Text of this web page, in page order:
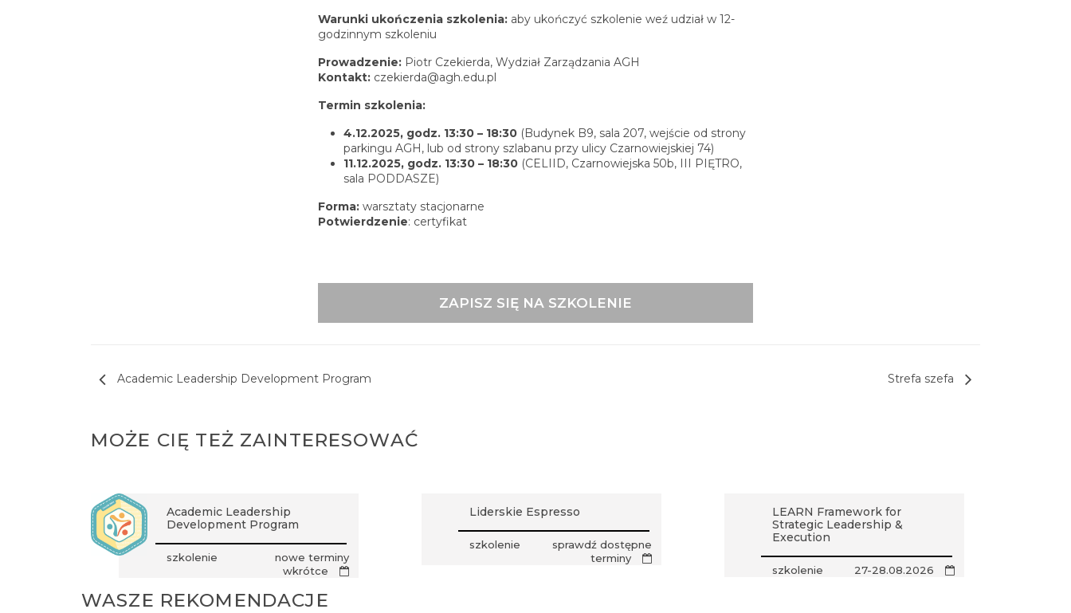
Warunki ukończenia szkolenia: aby ukończyć szkolenie weź udział w 12-
godzinnym szkoleniu
Prowadzenie: Piotr Czekierda, Wydział Zarządzania AGH
Kontakt: czekierda@agh.edu.pl
Termin szkolenia:
4.12.2025, godz. 13:30 – 18:30 (Budynek B9, sala 207, wejście od strony
parkingu AGH, lub od strony szlabanu przy ulicy Czarnowiejskiej 74)
11.12.2025, godz. 13:30 – 18:30 (CELIID, Czarnowiejska 50b, III PIĘTRO,
sala PODDASZE)
Forma: warsztaty stacjonarne
Potwierdzenie: certyfikat
ZAPISZ SIĘ NA SZKOLENIE
Academic Leadership Development Program Strefa szefa
MOŻE CIĘ TEŻ ZAINTERESOWAĆ
Academic Leadership
Development Program
szkolenie
nowe terminy
wkrótce
Liderskie Espresso
szkolenie
sprawdź dostępne
terminy
LEARN Framework for
Strategic Leadership &
Execution
szkolenie 27-28.08.2026
WASZE REKOMENDACJE